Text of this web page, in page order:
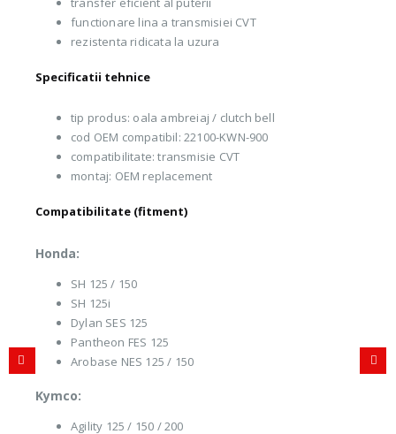
functionare lina a transmisiei CVT
rezistenta ridicata la uzura
Specificatii tehnice
tip produs: oala ambreiaj / clutch bell
cod OEM compatibil: 22100-KWN-900
compatibilitate: transmisie CVT
montaj: OEM replacement
Compatibilitate (fitment)
Honda:
SH 125 / 150
SH 125i
Dylan SES 125
Pantheon FES 125
Arobase NES 125 / 150
Kymco:
Agility 125 / 150 / 200